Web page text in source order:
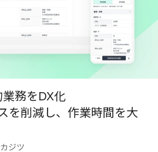
務をDX化
を削減し、作業時間を大
ジツ